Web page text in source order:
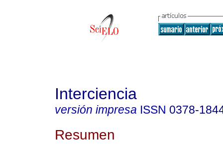
Interciencia
versión impresa ISSN 0378-
Resumen